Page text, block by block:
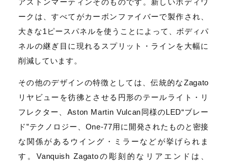
アストンマーティンそのものです。新しいボディワ
ークは、すべてがカーボンファイバーで製作され、
大きな1ピースパネルを使うことによって、ボディパ
ネルの継ぎ目に現れるスプリット・ラインを大幅に
削減しています。
その他のデザインの特徴としては、伝統的なZagato
リヤビューを彷彿とさせる円形のテールライト・リ
フレクター、Aston Martin Vulcan同様のLED“ブレー
ド”テクノロジー、One-77用に開発されたものと密接
な関係があるウイング・ミラーなどが挙げられま
す。Vanquish Zagatoの彫刻的なリアエンドは、